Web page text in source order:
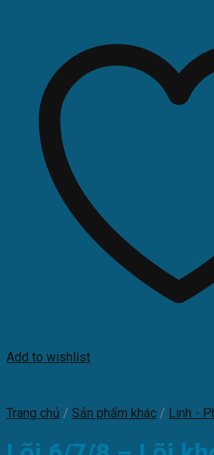
Add to wishlist
Trang chủ / Sản phẩm khác / Linh -